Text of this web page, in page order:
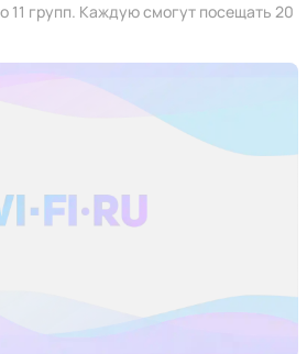
11 групп. Каждую смогут посещать 20